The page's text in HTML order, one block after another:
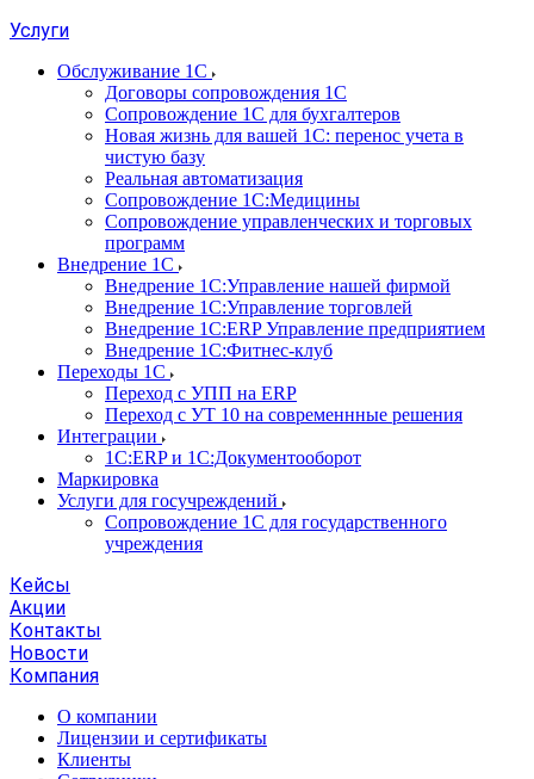
Услуги
Обслуживание 1С
Договоры сопровождения 1С
Сопровождение 1С для бухгалтеров
Новая жизнь для вашей 1С: перенос учета в
чистую базу
Реальная автоматизация
Сопровождение 1С:Медицины
Сопровождение управленческих и торговых
программ
Внедрение 1С
Внедрение 1С:Управление нашей фирмой
Внедрение 1С:Управление торговлей
Внедрение 1С:ERP Управление предприятием
Внедрение 1С:Фитнес-клуб
Переходы 1С
Переход с УПП на ERP
Переход с УТ 10 на современнные решения
Интеграции
1С:ERP и 1С:Документооборот
Маркировка
Услуги для госучреждений
Сопровождение 1С для государственного
учреждения
Кейсы
Акции
Контакты
Новости
Компания
О компании
Лицензии и сертификаты
Клиенты